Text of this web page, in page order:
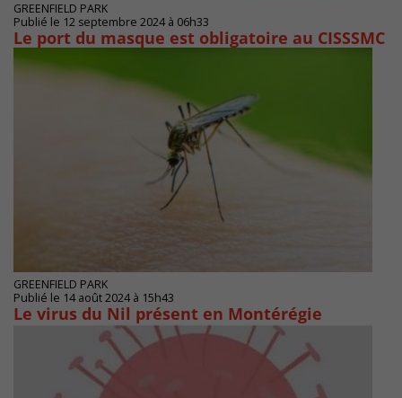
GREENFIELD PARK
Publié le 12 septembre 2024 à 06h33
Le port du masque est obligatoire au CISSSMC
GREENFIELD PARK
Publié le 14 août 2024 à 15h43
Le virus du Nil présent en Montérégie